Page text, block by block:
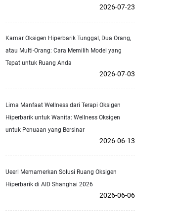
2026-07-23
Kamar Oksigen Hiperbarik Tunggal, Dua Orang,
atau Multi-Orang: Cara Memilih Model yang
Tepat untuk Ruang Anda
2026-07-03
Lima Manfaat Wellness dari Terapi Oksigen
Hiperbarik untuk Wanita: Wellness Oksigen
untuk Penuaan yang Bersinar
2026-06-13
Ueerl Memamerkan Solusi Ruang Oksigen
Hiperbarik di AID Shanghai 2026
2026-06-06